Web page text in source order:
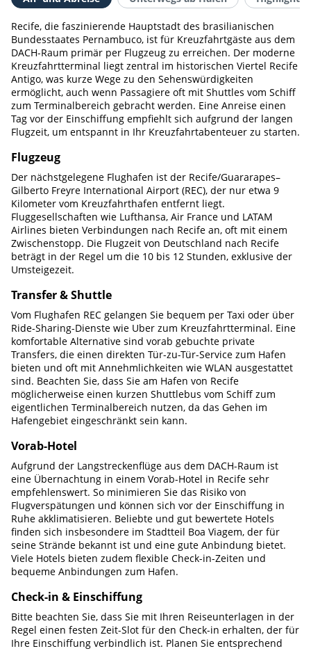
Recife, die faszinierende Hauptstadt des brasilianischen
Bundesstaates Pernambuco, ist für Kreuzfahrtgäste aus dem
DACH-Raum primär per Flugzeug zu erreichen. Der moderne
Kreuzfahrtterminal liegt zentral im historischen Viertel Recife
Antigo, was kurze Wege zu den Sehenswürdigkeiten
ermöglicht, auch wenn Passagiere oft mit Shuttles vom Schiff
zum Terminalbereich gebracht werden. Eine Anreise einen
Tag vor der Einschiffung empfiehlt sich aufgrund der langen
Flugzeit, um entspannt in Ihr Kreuzfahrtabenteuer zu starten.
Flugzeug
Der nächstgelegene Flughafen ist der Recife/Guararapes–
Gilberto Freyre International Airport (REC), der nur etwa 9
Kilometer vom Kreuzfahrthafen entfernt liegt.
Fluggesellschaften wie Lufthansa, Air France und LATAM
Airlines bieten Verbindungen nach Recife an, oft mit einem
Zwischenstopp. Die Flugzeit von Deutschland nach Recife
beträgt in der Regel um die 10 bis 12 Stunden, exklusive der
Umsteigezeit.
Transfer & Shuttle
Vom Flughafen REC gelangen Sie bequem per Taxi oder über
Ride-Sharing-Dienste wie Uber zum Kreuzfahrtterminal. Eine
komfortable Alternative sind vorab gebuchte private
Transfers, die einen direkten Tür-zu-Tür-Service zum Hafen
bieten und oft mit Annehmlichkeiten wie WLAN ausgestattet
sind. Beachten Sie, dass Sie am Hafen von Recife
möglicherweise einen kurzen Shuttlebus vom Schiff zum
eigentlichen Terminalbereich nutzen, da das Gehen im
Hafengebiet eingeschränkt sein kann.
Vorab-Hotel
Aufgrund der Langstreckenflüge aus dem DACH-Raum ist
eine Übernachtung in einem Vorab-Hotel in Recife sehr
empfehlenswert. So minimieren Sie das Risiko von
Flugverspätungen und können sich vor der Einschiffung in
Ruhe akklimatisieren. Beliebte und gut bewertete Hotels
finden sich insbesondere im Stadtteil Boa Viagem, der für
seine Strände bekannt ist und eine gute Anbindung bietet.
Viele Hotels bieten zudem flexible Check-in-Zeiten und
bequeme Anbindungen zum Hafen.
Check-in & Einschiffung
Bitte beachten Sie, dass Sie mit Ihren Reiseunterlagen in der
Regel einen festen Zeit-Slot für den Check-in erhalten, der für
Ihre Einschiffung verbindlich ist. Planen Sie entsprechend